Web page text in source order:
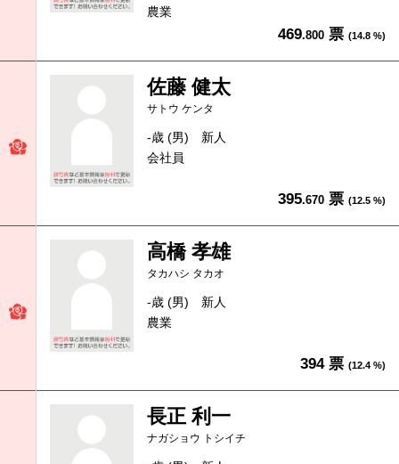
農業
469.800 票 (14.8 %)
佐藤 健太
サトウ ケンタ
-歳 (男)
新人
会社員
395.670 票 (12.5 %)
高橋 孝雄
タカハシ タカオ
-歳 (男)
新人
農業
394 票 (12.4 %)
長正 利一
ナガショウ トシイチ